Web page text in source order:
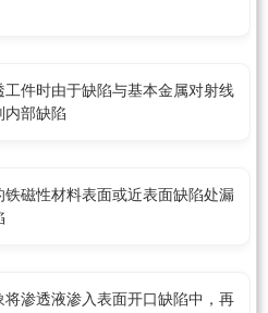
件时由于缺陷与基本金属对射线
内部缺陷
磁性材料表面或近表面缺陷处漏
渗透液渗入表面开口缺陷中，再